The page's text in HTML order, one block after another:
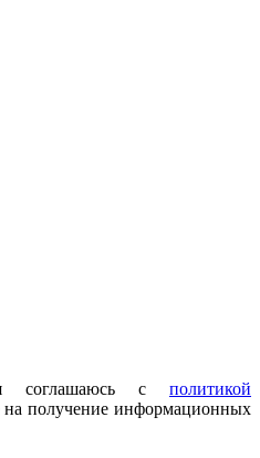
соглашаюсь с политикой
на получение информационных